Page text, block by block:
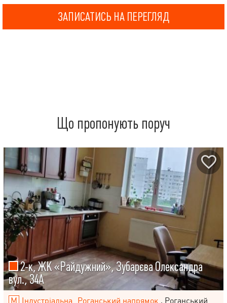
ЗАПИСАТИСЬ НА ПЕРЕГЛЯД
Що пропонують поруч
2-к, ЖК «Райдужний», Зубарєва Олександра
вул., 34А
Індустріальна Роганський напрямок , Роганський